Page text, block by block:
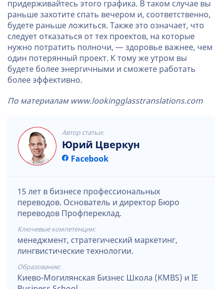
придерживайтесь этого графика. В таком случае вы
раньше захотите спать вечером и, соответственно,
будете раньше ложиться. Также это означает, что
следует отказаться от тех проектов, на которые
нужно потратить полночи, — здоровье важнее, чем
один потерянный проект. К тому же утром вы
будете более энергичными и сможете работать
более эффективно.
По материалам www.lookingglasstranslations.com
Автор статьи:
Юрий Цверкун
Facebook
15 лет в бизнесе профессиональных
переводов. Основатель и директор Бюро
переводов Профпереклад.
Ключевые компетенции:
менеджмент, стратегический маркетинг,
лингвистические технологии.
Образование:
Киево-Могилянская Бизнес Школа (KMBS) и IE